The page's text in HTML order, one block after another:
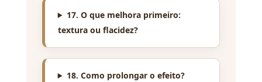
17. O que melhora primeiro:
textura ou flacidez?
18. Como prolongar o efeito?